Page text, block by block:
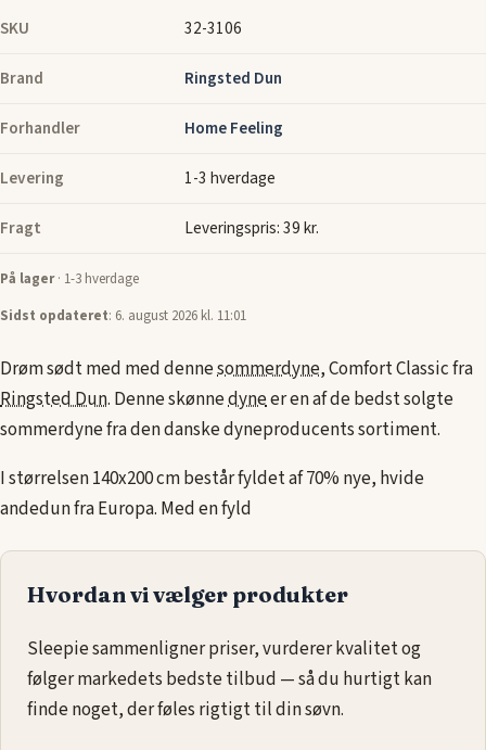
SKU 32-3106
Brand Ringsted Dun
Forhandler Home Feeling
Levering 1-3 hverdage
Fragt Leveringspris: 39 kr.
På lager· 1-3 hverdage
Sidst opdateret: 6. august 2026 kl. 11:01
Drøm sødt med med dennesommerdyne, Comfort Classic fra
Ringsted Dun. Denne skønnedyneer en af de bedst solgte
sommerdyne fra den danske dyneproducents sortiment.
I størrelsen 140x200 cm består fyldet af 70% nye, hvide
andedun fra Europa. Med en fyld
Hvordan vi vælger produkter
Sleepie sammenligner priser, vurderer kvalitet og
følger markedets bedste tilbud — så du hurtigt kan
finde noget, der føles rigtigt til din søvn.